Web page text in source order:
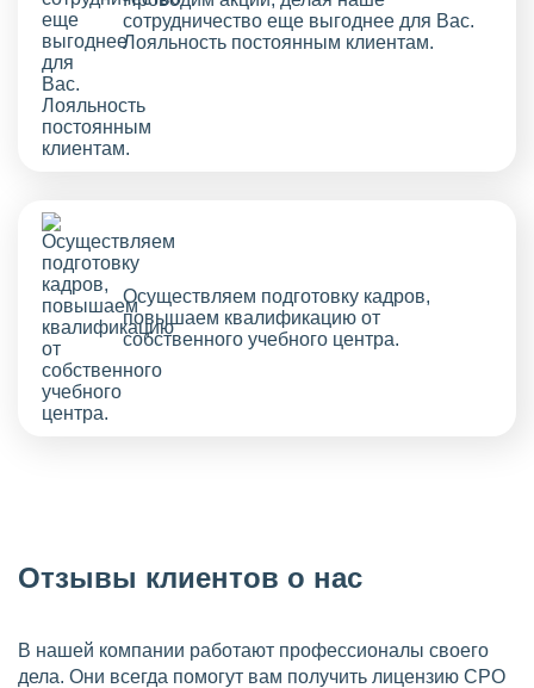
сотрудничество еще выгоднее для Вас.
Лояльность постоянным клиентам.
Осуществляем подготовку кадров,
повышаем квалификацию от
собственного учебного центра.
Отзывы клиентов о нас
В нашей компании работают профессионалы своего
дела. Они всегда помогут вам получить лицензию СРО